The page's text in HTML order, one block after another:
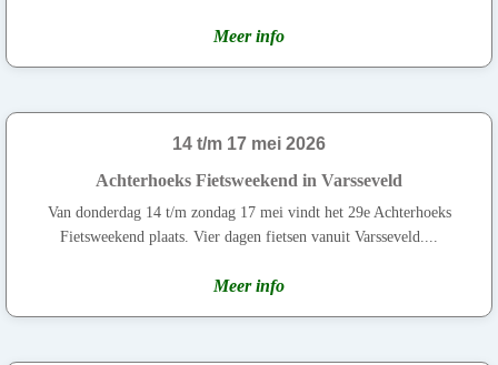
Meer info
14 t/m 17 mei 2026
Achterhoeks Fietsweekend in Varsseveld
Van donderdag 14 t/m zondag 17 mei vindt het 29e Achterhoeks
Fietsweekend plaats. Vier dagen fietsen vanuit Varsseveld....
Meer info